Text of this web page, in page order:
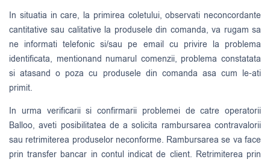
In situatia in care, la primirea coletului, observati neconcordante
cantitative sau calitative la produsele din comanda, va rugam sa
ne informati telefonic si/sau pe email cu privire la problema
identificata, mentionand numarul comenzii, problema constatata
si atasand o poza cu produsele din comanda asa cum le-ati
primit.
In urma verificarii si confirmarii problemei de catre operatorii
Balloo, aveti posibilitatea de a solicita rambursarea contravalorii
sau retrimiterea produselor neconforme. Rambursarea se va face
prin transfer bancar in contul indicat de client. Retrimiterea prin